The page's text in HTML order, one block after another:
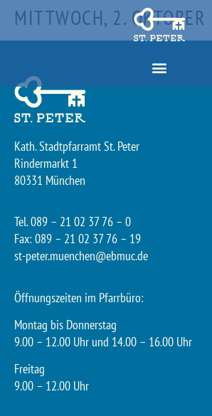
MITTWOCH, 2. OKTOBER
Kath. Stadtpfarramt St. Peter
Rindermarkt 1
80331 München
Tel. 089 – 21 02 37 76 – 0
Fax: 089 – 21 02 37 76 – 19
st-peter.muenchen@ebmuc.de
Öffnungszeiten im Pfarrbüro:
Montag bis Donnerstag
9.00 – 12.00 Uhr und 14.00 – 16.00 Uhr
Freitag
9.00 – 12.00 Uhr